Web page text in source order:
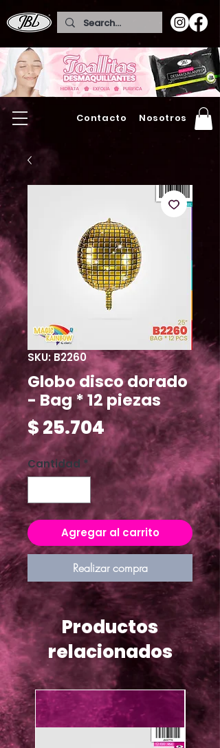
Contacto Nosotros
SKU: B2260
Globo disco dorado
- Bag * 12 piezas
$ 25.704Precio
Cantidad *
Agregar al carrito
Realizar compra
Productos
relacionados